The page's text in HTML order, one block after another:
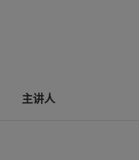
主讲人